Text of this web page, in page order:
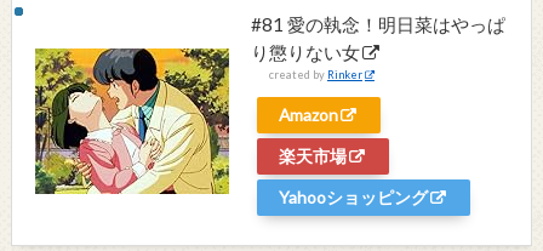
#81 愛の執念！明日菜はやっぱ
り懲りない女
created by Rinker
Amazon
楽天市場
Yahooショッピング